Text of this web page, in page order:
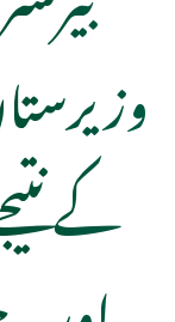
کے